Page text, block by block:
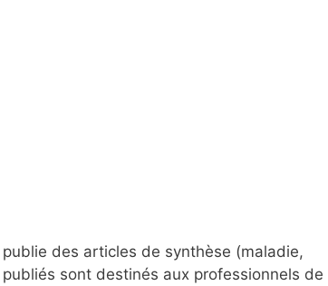
des articles de synthèse (maladie,
sont destinés aux professionnels de